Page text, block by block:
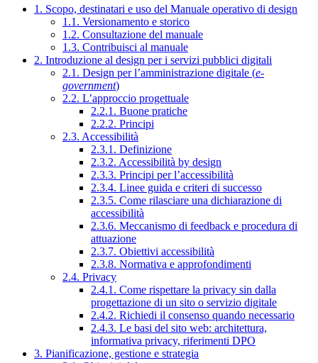
1. Scopo, destinatari e uso del Manuale operativo di design
1.1. Versionamento e storico
1.2. Consultazione del manuale
1.3. Contribuisci al manuale
2. Introduzione al design per i servizi pubblici digitali
2.1. Design per l’amministrazione digitale (e-
government)
2.2. L’approccio progettuale
2.2.1. Buone pratiche
2.2.2. Principi
2.3. Accessibilità
2.3.1. Definizione
2.3.2. Accessibilità by design
2.3.3. Principi per l’accessibilità
2.3.4. Linee guida e criteri di successo
2.3.5. Come rilasciare una dichiarazione di
accessibilità
2.3.6. Meccanismo di feedback e procedura di
attuazione
2.3.7. Obiettivi accessibilità
2.3.8. Normativa e approfondimenti
2.4. Privacy
2.4.1. Come rispettare la privacy sin dalla
progettazione di un sito o servizio digitale
2.4.2. Richiedi il consenso quando necessario
2.4.3. Le basi del sito web: architettura,
informativa privacy, riferimenti DPO
3. Pianificazione, gestione e strategia